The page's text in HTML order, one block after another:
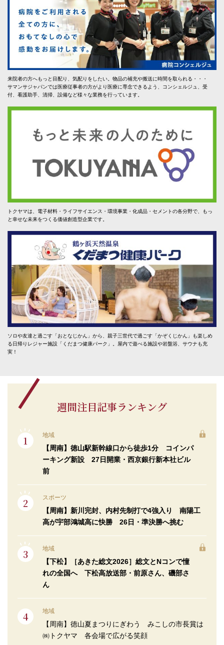
来院者の方へもっと目配り、気配りをしたい。物品の補充や搬送に時間を取られる・・・
サマンサジャパンでは医療従事者の方がより医療に専念できるよう、コンシェルジュ、受
付、看護助手、清掃、設備など様々な業務を行っています。
トクヤマは、電子材料・ライフサイエンス・環境事業・化成品・セメントの各分野で、もっ
と幸せな未来をつくる価値創造型企業です。
ソロや友達と過ごす「おとなじかん」から、親子三世代で過ごす「かぞくじかん」も楽しめ
る日帰りレジャー施設「くだまつ健康パーク」。屋内で遊べる施設や岩盤浴、サウナも充
実！
週間注目記事ランキング
地域
【周南】徳山駅新幹線口から徒歩1分 コインパ
ーキング新設 27日開業・西京銀行新本社ビル
前
スポーツ
【周南】新川完封、内村先制打で4強入り 南陽工
高が宇部鴻城高に快勝 26日・準決勝へ挑む
地域
【下松】［あきた総文2026］総文とNコンで憧
れの全国へ 下松高放送部・前原さん、磯部さ
ん
地域
【周南】徳山夏まつりにぎわう みこしの市長賞は
㈱トクヤマ 各会場で広がる笑顔